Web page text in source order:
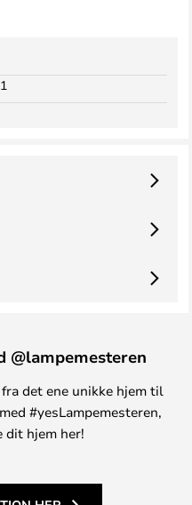
@lampemesteren
det ene unikke hjem til
#yesLampemesteren,
dit hjem her!